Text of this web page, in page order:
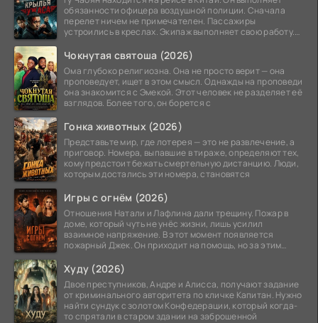
обязанности офицера воздушной полиции. Сначала
перелет ничем не примечателен. Пассажиры
устроились в креслах. Экипаж выполняет свою работу.
Чокнутая святоша (2026)
Ома глубоко религиозна. Она не просто верит — она
проповедует, ищет в этом смысл. Однажды на проповеди
она знакомится с Эмекой. Этот человек не разделяет её
взглядов. Более того, он борется с
Гонка животных (2026)
Представьте мир, где лотерея — это не развлечение, а
приговор. Номера, выпавшие в тираже, определяют тех,
кому предстоит бежать смертельную дистанцию. Люди,
которым достались эти номера, становятся
Игры с огнём (2026)
Отношения Натали и Лафлина дали трещину. Пожар в
доме, который чуть не унёс жизни, лишь усилил
взаимное напряжение. В этот момент появляется
пожарный Джек. Он приходит на помощь, но за этим
Худу (2026)
Двое преступников, Андре и Алисса, получают задание
от криминального авторитета по кличке Капитан. Нужно
найти сундук с золотом Конфедерации, который когда-
то спрятали в старом здании на заброшенной